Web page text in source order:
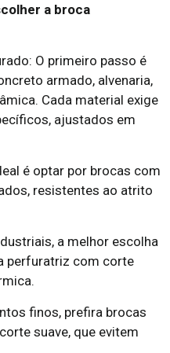
a broca
O primeiro passo é
armado, alvenaria,
Cada material exige
ajustados em
é optar por brocas com
resistentes ao atrito
a melhor escolha
perfuratriz com corte
finos, prefira brocas
suave, que evitem